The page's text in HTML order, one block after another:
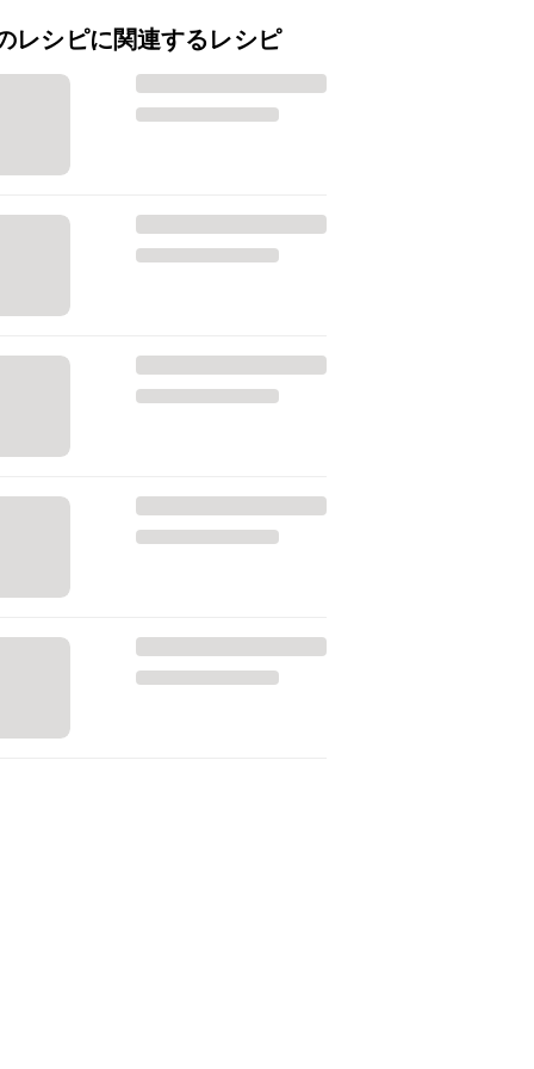
レシピに関連するレシピ